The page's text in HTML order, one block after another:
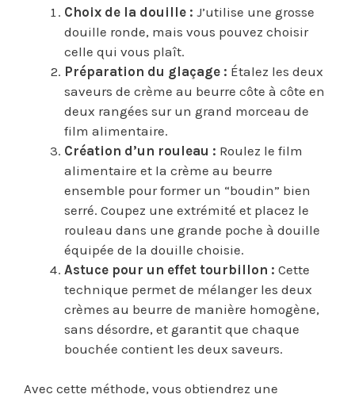
Choix de la douille : J’utilise une grosse
douille ronde, mais vous pouvez choisir
celle qui vous plaît.
Préparation du glaçage : Étalez les deux
saveurs de crème au beurre côte à côte en
deux rangées sur un grand morceau de
film alimentaire.
Création d’un rouleau : Roulez le film
alimentaire et la crème au beurre
ensemble pour former un “boudin” bien
serré. Coupez une extrémité et placez le
rouleau dans une grande poche à douille
équipée de la douille choisie.
Astuce pour un effet tourbillon : Cette
technique permet de mélanger les deux
crèmes au beurre de manière homogène,
sans désordre, et garantit que chaque
bouchée contient les deux saveurs.
Avec cette méthode, vous obtiendrez une